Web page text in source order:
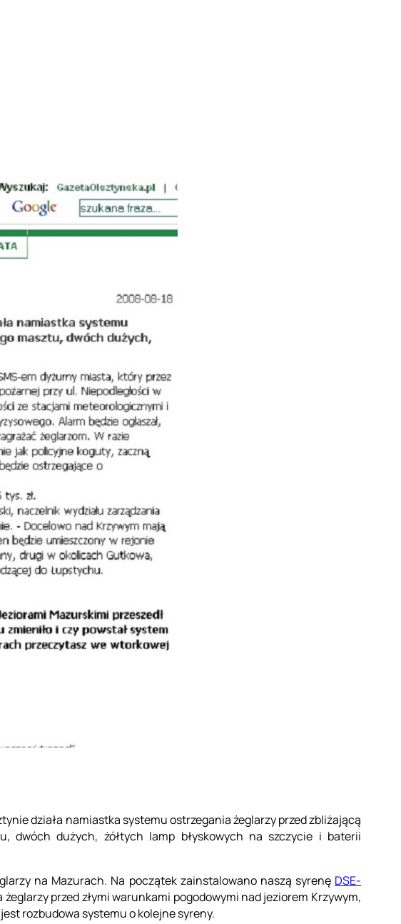
działa namiastka systemu ostrzegania żeglarzy przed zbliżającą
dwóch dużych, żółtych lamp błyskowych na szczycie i baterii
na Mazurach. Na początek zainstalowano naszą syrenę DSE-
przed złymi warunkami pogodowymi nad jeziorem Krzywym,
rozbudowa systemu o kolejne syreny.